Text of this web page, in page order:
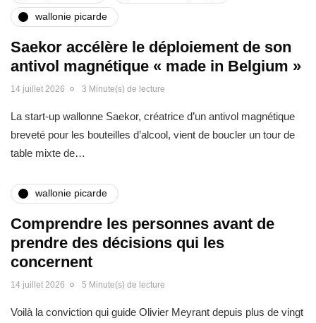
wallonie picarde
Saekor accélère le déploiement de son
antivol magnétique « made in Belgium »
14 juillet 2026 3 Minute(s) de lecture
La start-up wallonne Saekor, créatrice d’un antivol magnétique
breveté pour les bouteilles d’alcool, vient de boucler un tour de
table mixte de…
wallonie picarde
Comprendre les personnes avant de
prendre des décisions qui les
concernent
14 juillet 2026 5 Minute(s) de lecture
Voilà la conviction qui guide Olivier Meyrant depuis plus de vingt